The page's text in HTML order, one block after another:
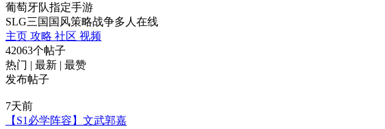
葡萄牙队指定手游
SLG三国 国风策略战争多人在线
主页 攻略 社区 视频
42063个帖子
热门 | 最新 | 最赞
发布帖子
7天前
【S1必学阵容】文武郭嘉